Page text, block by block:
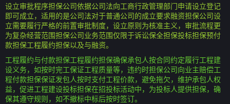
设立审批程序担保公司依据公司法向工商行政管理部门申请设立登记
即可成立，适用的是公司法对于普通公司的成立要求融资担保公司设
立需要履行严格的前置审批制度，设立原则为核准主义，审批流程更
为复杂经营范围担保公司业务范围仅限于诉讼保全担保投标担保预付
款担保工程履约担保以及与融资。
工程履约与付款担保工程履约担保确保承包人按合同约定履行工程建
设义务，如按时完工保证工程质量等，违约时担保公司向业主赔偿工
程付款担保保证发包人按时支付工程价款，避免拖欠，维护承包人权
益，促进工程建设投标担保在招投标活动中，为投标人提供担保，确
保其遵守规则，如不撤标中标后按时签订。